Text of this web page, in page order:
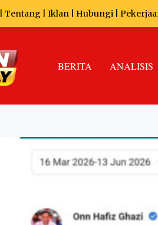
Tentang Iklan Hubungi
BERITA ANALISIS